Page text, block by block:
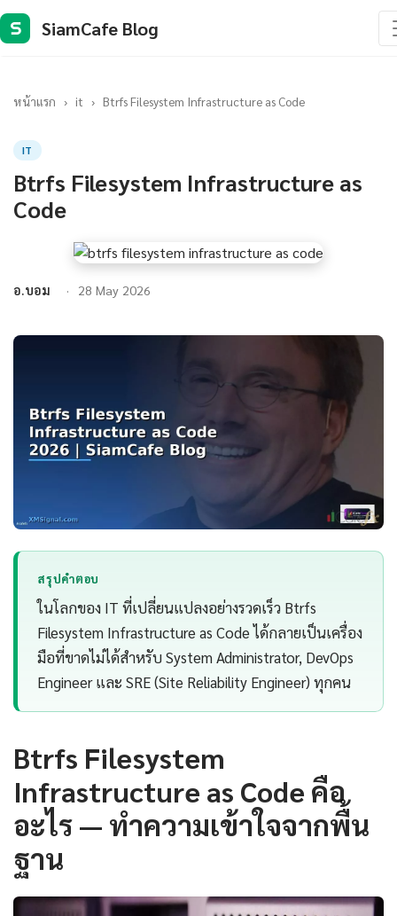
S SiamCafe Blog
หน้าแรก › it › Btrfs Filesystem Infrastructure as Code
IT
Btrfs Filesystem Infrastructure as
Code
อ.บอม 28 May 2026
สรุปคำตอบ
ในโลกของ IT ที่เปลี่ยนแปลงอย่างรวดเร็ว Btrfs
Filesystem Infrastructure as Code ได้กลายเป็นเครื่อง
มือที่ขาดไม่ได้สำหรับ System Administrator, DevOps
Engineer และ SRE (Site Reliability Engineer) ทุกคน
Btrfs Filesystem
Infrastructure as Code คือ
อะไร — ทำความเข้าใจจากพื้น
ฐาน